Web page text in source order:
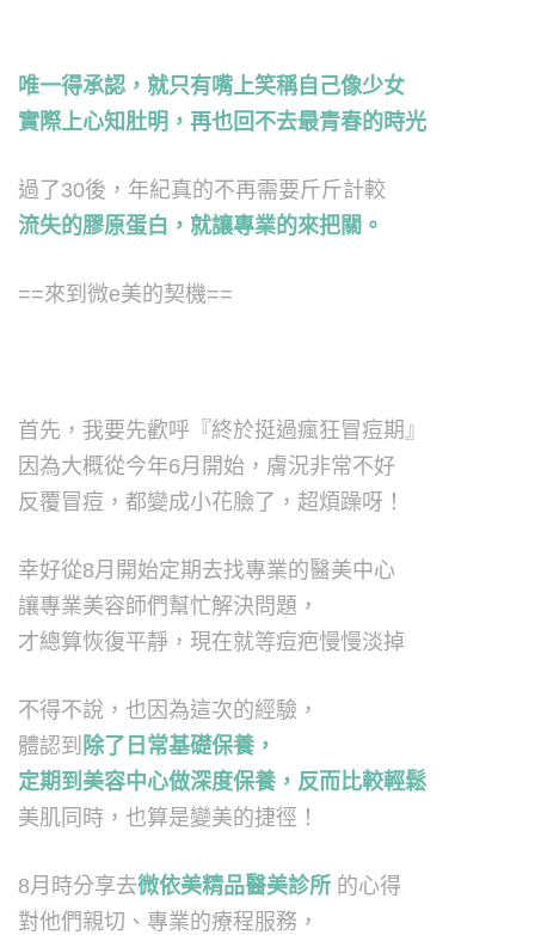
唯一得承認，就只有嘴上笑稱自己像少女
實際上心知肚明，再也回不去最青春的時光
過了30後，年紀真的不再需要斤斤計較
流失的膠原蛋白，就讓專業的來把關。
==來到微e美的契機==
首先，我要先歡呼『終於挺過瘋狂冒痘期』
因為大概從今年6月開始，膚況非常不好
反覆冒痘，都變成小花臉了，超煩躁呀！
幸好從8月開始定期去找專業的醫美中心
讓專業美容師們幫忙解決問題，
才總算恢復平靜，現在就等痘疤慢慢淡掉
不得不說，也因為這次的經驗，
體認到 除了日常基礎保養，
定期到美容中心做深度保養，反而比較輕鬆
美肌同時，也算是變美的捷徑！
8月時分享去微依美精品醫美診所 的心得
對他們親切、專業的療程服務，